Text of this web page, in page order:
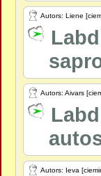
Autors: Liene
Autors: Aivars
Autors: Ieva